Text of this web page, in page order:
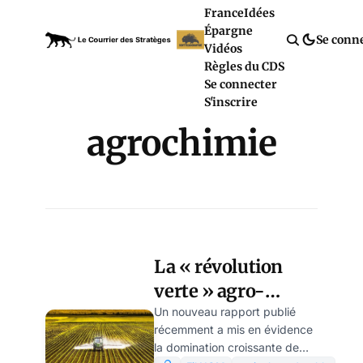
FranceIdées
Épargne
Vidéos
Règles du CDS
Se connecter
S'inscrire
Se
agrochimie
La « révolution
verte » agro-
alimentaire, une
menace pour la
Un nouveau rapport publié
récemment a mis en évidence
la domination croissante de